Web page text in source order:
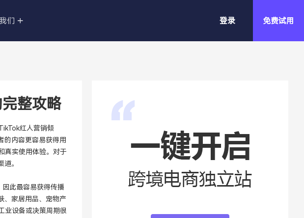
企业官网
企业官网，精美模板随
系统更安全稳定。
精品建站v1.0
SHOPYY 第一代系统，功能强大，
适合做精细化运营的较大独立站。
们 登录 免费试用
整攻略
红人营销倾
的内容更容易获得用
真实使用体验。对于
。
此最容易获得传播
、家居用品、宠物产
业设备或决策周期很